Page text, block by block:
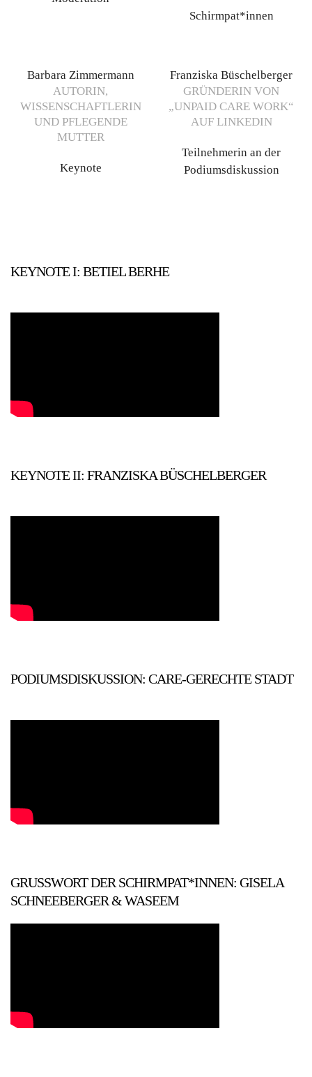
Schirmpat*innen
Barbara Zimmermann
AUTORIN,
WISSENSCHAFTLERIN
UND PFLEGENDE
MUTTER
Keynote
Franziska Büschelberger
GRÜNDERIN VON
„UNPAID CARE WORK“
AUF LINKEDIN
Teilnehmerin an der
Podiumsdiskussion
KEYNOTE I: BETIEL BERHE
KEYNOTE II: FRANZISKA BÜSCHELBERGER
PODIUMSDISKUSSION: CARE-GERECHTE STADT
GRUSSWORT DER SCHIRMPAT*INNEN: GISELA S
CHNEEBERGER & WASEEM